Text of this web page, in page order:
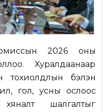
2026 оны
Хуралдаанаар
тохиолдлын бэлэн
гол, усны ослоос
шалгалтыг